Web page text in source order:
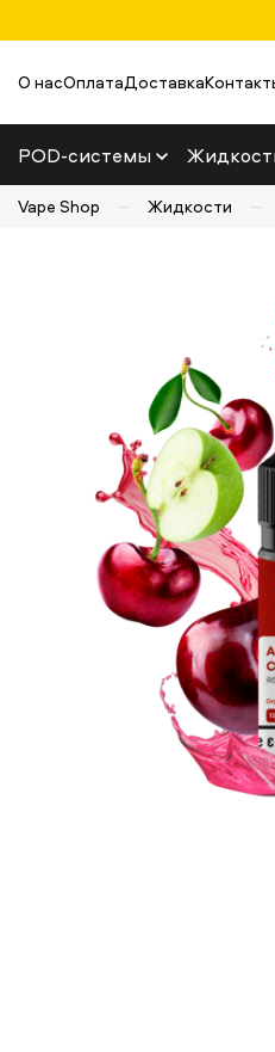
О насОплатаДоставка
POD-системы
Vape Shop Жидкости